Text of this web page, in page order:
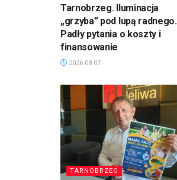
Tarnobrzeg. Iluminacja
„grzyba” pod lupą radnego.
Padły pytania o koszty i
finansowanie
2026-08-07
TARNOBRZEG